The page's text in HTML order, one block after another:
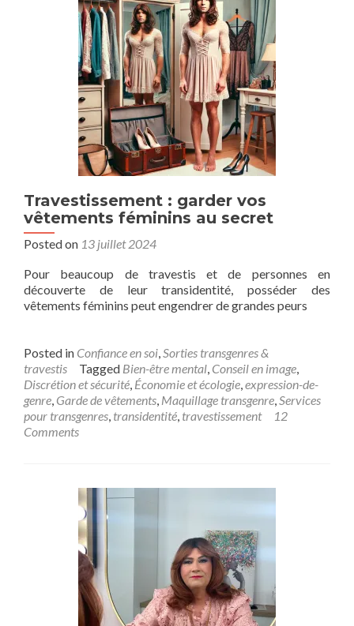
Travestissement : garder vos
vêtements féminins au secret
Posted on 13 juillet 2024
Pour beaucoup de travestis et de personnes en
découverte de leur transidentité, posséder des
vêtements féminins peut engendrer de grandes peurs
Posted in Confiance en soi,Sorties transgenres &
travestis
Tagged Bien-être mental, Conseil en image,
Discrétion et sécurité, Économie et écologie,expression-de-
genre, Garde de vêtements, Maquillage transgenre,Services
pour transgenres, transidentité, travestissement
12
Comments